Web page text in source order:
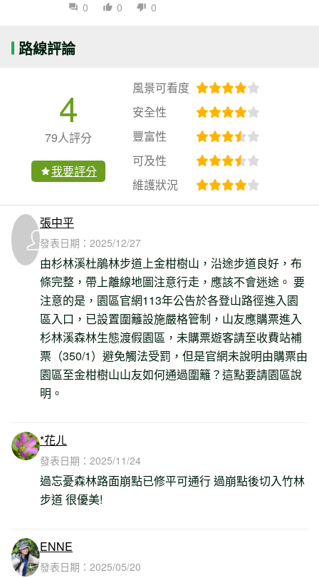
0 0 0
路線評論
4
79人評分
我要評分
風景可看度
安全性
豐富性
可及性
維護狀況
張中平
發表日期： 2025/12/27
由杉林溪杜鵑林步道上金柑樹山，沿途步道良好，布
條完整，帶上離線地圖注意行走，應該不會迷途。 要
注意的是，園區官網113年公告於各登山路徑進入園
區入口，已設置圍籬設施嚴格管制，山友應購票進入
杉林溪森林生態渡假園區，未購票遊客請至收費站補
票（350/1）避免觸法受罰，但是官網未說明由購票由
園區至金柑樹山山友如何通過圍籬？這點要請園區說
明。
*花ㄦ
發表日期： 2025/11/24
過忘憂森林路面崩點已修平可通行 過崩點後切入竹林
步道 很優美!
ENNE
發表日期： 2025/05/20